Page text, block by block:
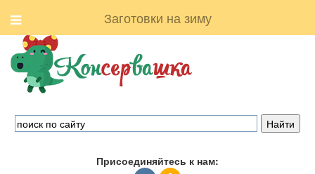
Заготовки на зиму
Присоединяйтесь к нам: